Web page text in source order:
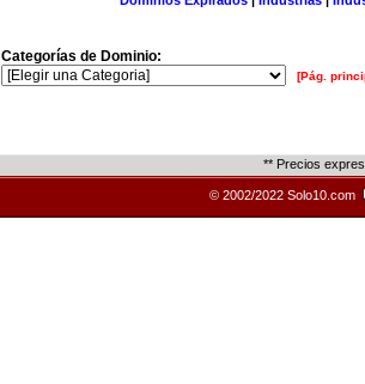
Categorías de Dominio:
[Pág.
** Precios
© 2002/2022 Solo10.com